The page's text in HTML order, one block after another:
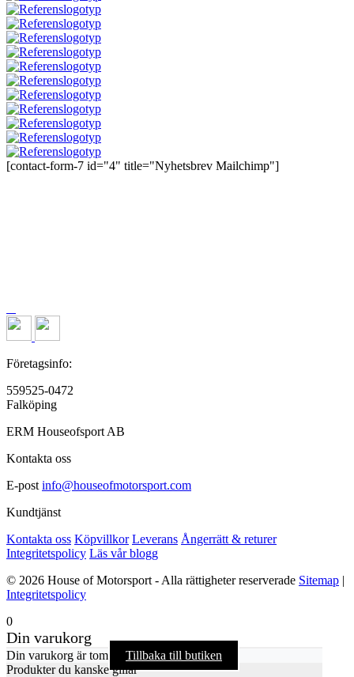
[contact-form-7 id="4" title="Nyhetsbrev Mailchimp"]
Företagsinfo:
559525-0472
Falköping
ERM Houseofsport AB
Kontakta oss
E-post info@houseofmotorsport.com
Kundtjänst
Kontakta oss Köpvillkor Leverans Ångerrätt & returer
Integritetspolicy Läs vår blogg
© 2026 House of Motorsport - Alla rättigheter reserverade Sitemap |
Integritetspolicy
0
Din varukorg
Din varukorg är tom
Tillbaka till butiken
Produkter du kanske gillar